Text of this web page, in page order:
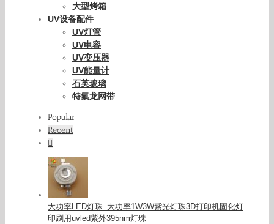
大型烤箱
UV设备配件
UV灯管
UV电容
UV变压器
UV能量计
石英玻璃
特氟龙网带
Popular
Recent
大功率LED灯珠_大功率1W3W紫光灯珠3D打印机固化灯
印刷用uvled紫外395nm灯珠